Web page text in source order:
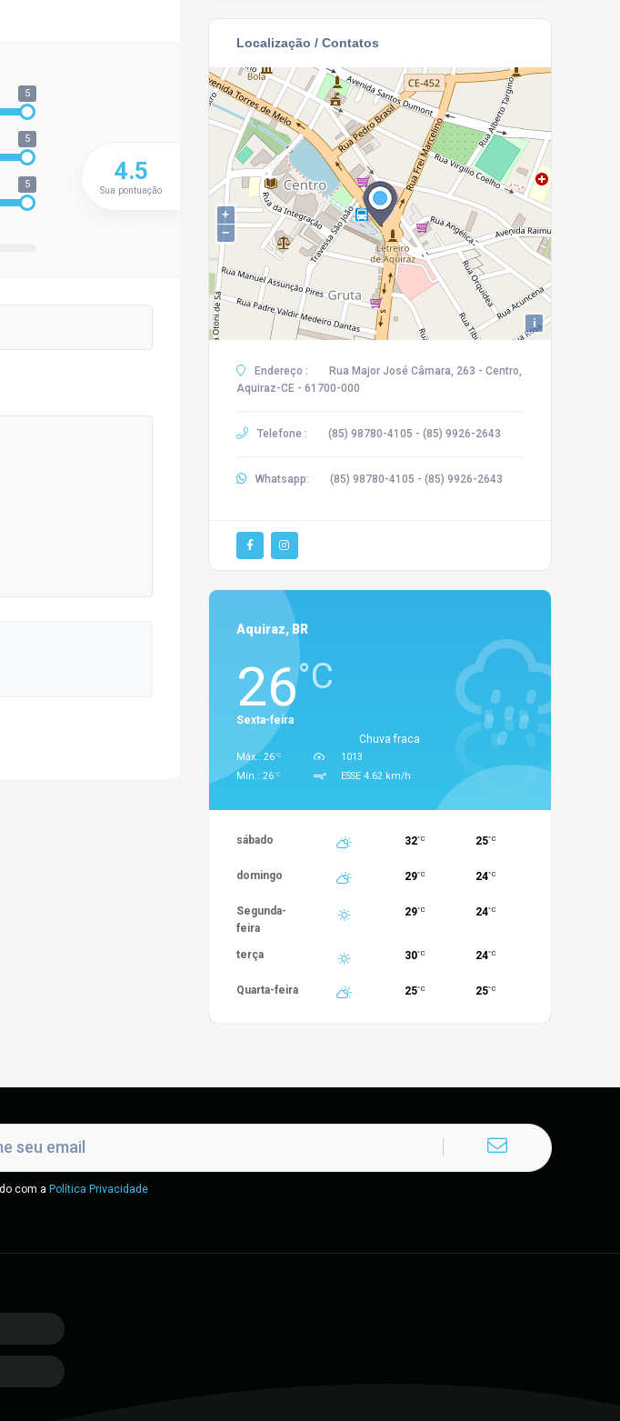
5
5
5 4.5
Sua pontuação
Localização / Contatos
+
−
i
Endereço :
Rua Major José Câmara, 263 - Centro,
Aquiraz-CE - 61700-000
Telefone : (85) 98780-4105 - (85) 9926-2643
Whatsapp: (85) 98780-4105 - (85) 9926-2643
Aquiraz, BR
26°C
Chuva fraca
Sexta-feira
Máx.: 26°C
Mín.: 26°C
1013
ESSE 4.62 km/h
sábado 32°C 25°C
domingo 29°C 24°C
Segunda-
feira
29°C 24°C
terça 30°C 24°C
Quarta-feira 25°C 25°C
com a Política Privacidade